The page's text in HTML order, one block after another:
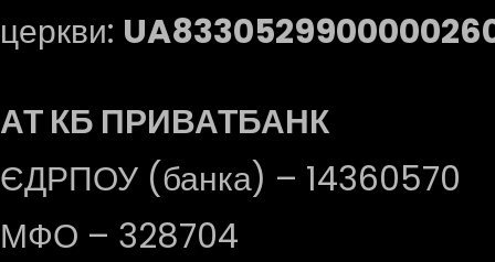
церкви:
АТ КБ ПРИВАТБАНК
ЄДРПОУ (банка) – 14360570
МФО – 328704